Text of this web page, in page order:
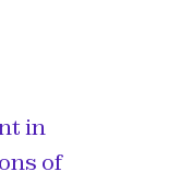
in
of